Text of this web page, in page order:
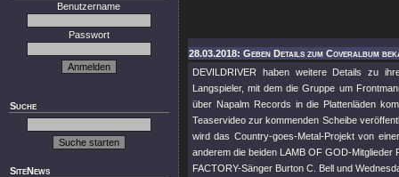
Benutzername
Passwort
Suche
SiteNews
28.03.2018: Geben Details zum Coveralbum
DEVILDRIVER haben weitere Details zu
Langspieler, mit dem die Gruppe um
über Napalm Records in die Plattenläden
Teaservideo zur kommenden Scheibe
wird das Country-goes-Metal-Projekt von
anderem die beiden LAMB OF GOD-
FACTORY-Sänger Burton C. Bell und